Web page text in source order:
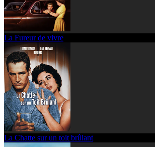
La Fureur de vivre
La Chatte sur un toit brûlant